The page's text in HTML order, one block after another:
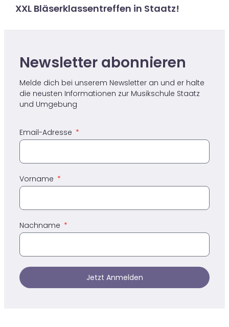
XXL Bläserklassentreffen in Staatz!
Newsletter abonnieren ​
Melde dich bei unserem Newsletter an und er halte
die neusten Informationen zur Musikschule Staatz​
und Umgebung
Email-Adresse
Vorname
Nachname
Jetzt Anmelden